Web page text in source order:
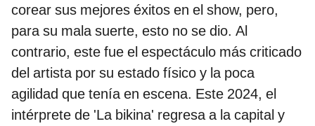
corear sus mejores éxitos en el show, pero,
para su mala suerte, esto no se dio. Al
contrario, este fue el espectáculo más criticado
del artista por su estado físico y la poca
agilidad que tenía en escena. Este 2024, el
intérprete de 'La bikina' regresa a la capital y